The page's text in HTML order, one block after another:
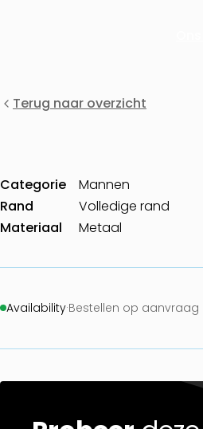
Terug naar overzicht
Categorie
Mannen
Rand
Volledige rand
Materiaal
Metaal
Availability·Bestellen op aanvraag